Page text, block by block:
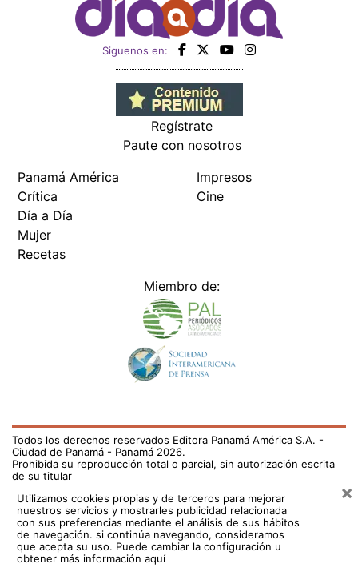
Siguenos en:
Regístrate
Paute con nosotros
Panamá América
Crítica
Día a Día
Mujer
Recetas
Impresos
Cine
Miembro de:
Todos los derechos reservados Editora Panamá América S.A. -
Ciudad de Panamá - Panamá 2026.
Prohibida su reproducción total o parcial, sin autorización escrita
de su titular
Utilizamos cookies propias y de terceros para mejorar
nuestros servicios y mostrarles publicidad relacionada
con sus preferencias mediante el análisis de sus hábitos
de navegación. si continúa navegando, consideramos
que acepta su uso. Puede cambiar la configuración u
obtener más información aquí
×